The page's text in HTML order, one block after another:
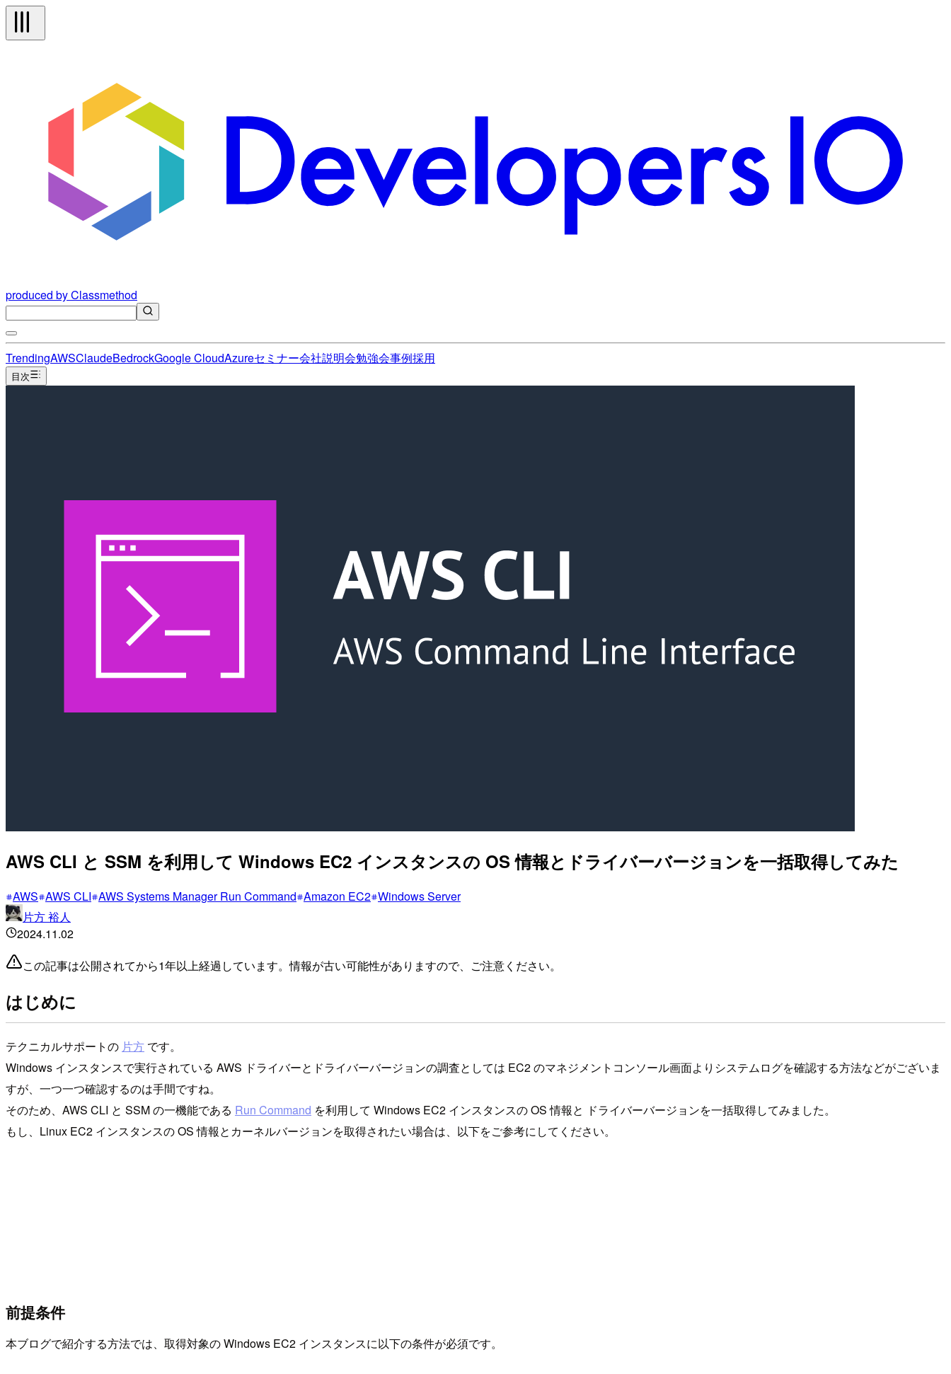
produced by Classmethod
TrendingAWSClaudeBedrockGoogle CloudAzureセミナー会社説明会勉強会事例採用
目次
AWS CLI と SSM を利用して Windows EC2 インスタンスの OS 情報とドライバーバージョンを一括取得してみた
AWS AWS CLI AWS Systems Manager Run Command Amazon EC2 Windows Server
片方 裕人
2024.11.02
この記事は公開されてから1年以上経過しています。情報が古い可能性がありますので、ご注意ください。
はじめに
テクニカルサポートの 片方 です。
Windows インスタンスで実行されている AWS ドライバーとドライバーバージョンの調査としては EC2 のマネジメントコンソール画面よりシステムログを確認する方法などがございま
すが、一つ一つ確認するのは手間ですね。
そのため、AWS CLI と SSM の一機能である Run Command を利用して Windows EC2 インスタンスの OS 情報と ドライバーバージョンを一括取得してみました。
もし、Linux EC2 インスタンスの OS 情報とカーネルバージョンを取得されたい場合は、以下をご参考にしてください。
前提条件
本ブログで紹介する方法では、取得対象の Windows EC2 インスタンスに以下の条件が必須です。